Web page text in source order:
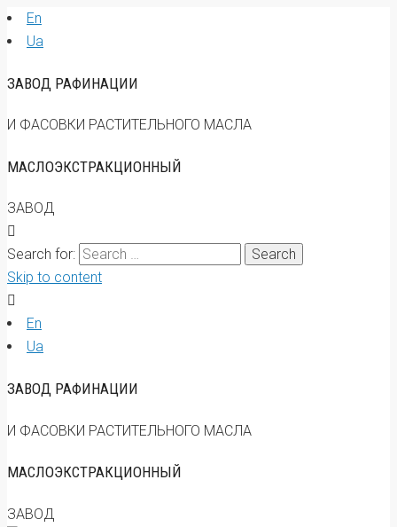
En
Ua
ЗАВОД РАФИНАЦИИ
И ФАСОВКИ РАСТИТЕЛЬНОГО МАСЛА
МАСЛОЭКСТРАКЦИОННЫЙ
ЗАВОД
Search for:
Skip to content
En
Ua
ЗАВОД РАФИНАЦИИ
И ФАСОВКИ РАСТИТЕЛЬНОГО МАСЛА
МАСЛОЭКСТРАКЦИОННЫЙ
ЗАВОД